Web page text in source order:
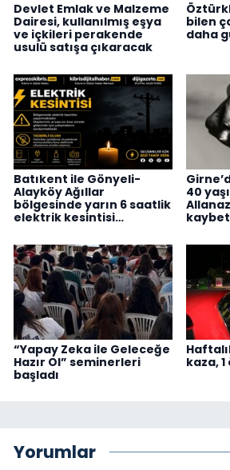
Devlet Emlak ve Malzeme
Dairesi, kullanılmış eşya
ve içkileri perakende
usulü satışa çıkaracak
bilen
daha
Batıkent ile Gönyeli-
Alayköy Ağıllar
bölgesinde yarın 6 saatlik
elektrik kesintisi…
40
“Yapay Zeka ile Geleceğe
Hazır Ol” seminerleri
başladı
kaza, 1
Yorumlar